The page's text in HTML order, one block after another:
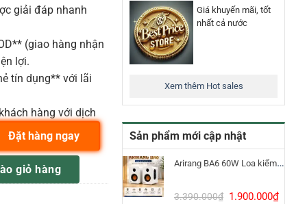
Giá khuyến mãi, tốt
nhất cả nước
Xem thêm Hot sales
Sản phẩm mới cập nhật
Arirang BA6 60W Loa kiểm âm Bluetooth 5.3
3.390.000₫ Giá
1.900.000₫Giá
giải đáp nhanh
(giao hàng nhận
lợi.
tín dụng** với lãi
hàng với dịch
giỏ hàng
Đặt hàng ngay